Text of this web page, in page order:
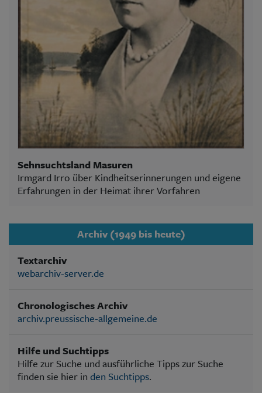
Sehnsuchtsland Masuren
Irmgard Irro über Kindheitserinnerungen und eigene
Erfahrungen in der Heimat ihrer Vorfahren
Archiv (1949 bis heute)
Textarchiv
webarchiv-server.de
Chronologisches Archiv
archiv.preussische-allgemeine.de
Hilfe und Suchtipps
Hilfe zur Suche und ausführliche Tipps zur Suche
finden sie hier in den Suchtipps.